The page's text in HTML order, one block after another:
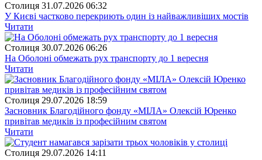
Столиця 31.07.2026 06:32
У Києві частково перекриють один із найважливіших мостів
Читати
Столиця 30.07.2026 06:26
На Оболоні обмежать рух транспорту до 1 вересня
Читати
Столиця 29.07.2026 18:59
Засновник Благодійного фонду «МІЛА» Олексій Юренко
привітав медиків із професійним святом
Читати
Столиця 29.07.2026 14:11